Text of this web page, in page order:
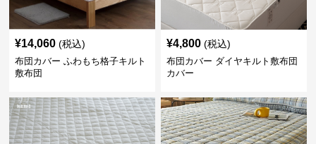
¥14,060 (税込)
布団カバー ふわもち格子キルト
敷布団
¥4,800 (税込)
布団カバー ダイヤキルト敷布団
カバー